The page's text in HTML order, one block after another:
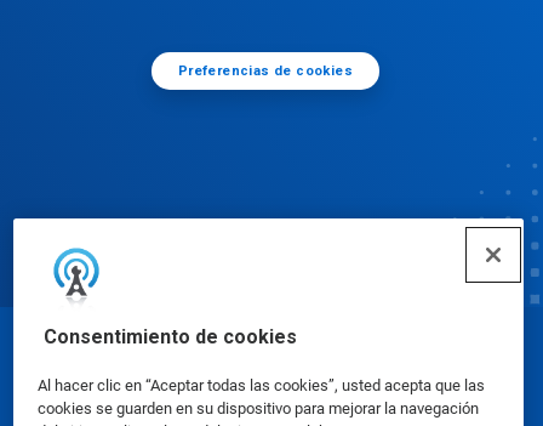
Consentimiento de cookies
Al hacer clic en “Aceptar todas las cookies”, usted acepta que las
cookies se guarden en su dispositivo para mejorar la navegación
Preferencias de cookies